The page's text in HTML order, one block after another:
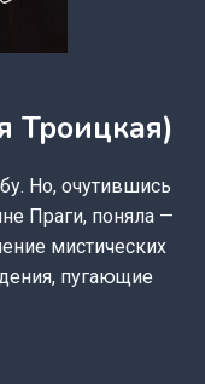
Троицкая)
Но, очутившись
Праги, поняла —
мистических
пугающие